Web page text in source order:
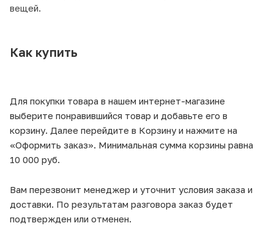
вещей.
Как купить
Для покупки товара в нашем интернет-магазине
выберите понравившийся товар и добавьте его в
корзину. Далее перейдите в Корзину и нажмите на
«Оформить заказ». Минимальная сумма корзины равна
10 000 руб.
Вам перезвонит менеджер и уточнит условия заказа и
доставки. По результатам разговора заказ будет
подтвержден или отменен.